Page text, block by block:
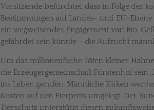
Vorsitzende befürchtet, dass in Folge der
Bestimmungen auf Landes- und EU-
ein wegweisendes Engagement von Bio-
gefährdet sein könnte – die Aufzucht
Um das millionenfache Töten kleiner
die Erzeugergemeinschaft Fürstenhof sein
ins Leben gerufen. Männliche Küken
Kosten auf den Eierpreis umgelegt. Der
Tierschutz unterstützt diesen